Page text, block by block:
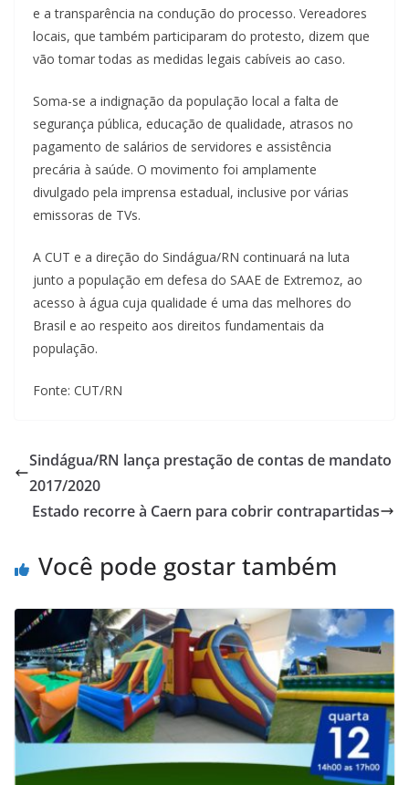
e a transparência na condução do processo. Vereadores
locais, que também participaram do protesto, dizem que
vão tomar todas as medidas legais cabíveis ao caso.
Soma-se a indignação da população local a falta de
segurança pública, educação de qualidade, atrasos no
pagamento de salários de servidores e assistência
precária à saúde. O movimento foi amplamente
divulgado pela imprensa estadual, inclusive por várias
emissoras de TVs.
A CUT e a direção do Sindágua/RN continuará na luta
junto a população em defesa do SAAE de Extremoz, ao
acesso à água cuja qualidade é uma das melhores do
Brasil e ao respeito aos direitos fundamentais da
população.
Fonte: CUT/RN
Sindágua/RN lança prestação de contas de mandato
2017/2020
Estado recorre à Caern para cobrir contrapartidas
Você pode gostar também